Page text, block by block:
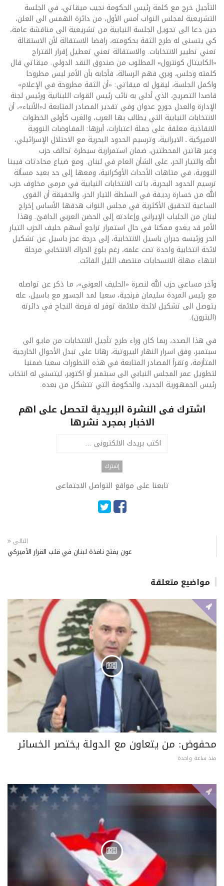
التأجيل خرج مع كلمة رئيس الحكومة نجيب ميقاتي، في الجلسة
التشريعية لمجلس النواب أمس الأول، من دائرة الهمس الى العلن،
حين دعا الى تحويل الجلسة النيابية من تشريعية الى مناقشة عامة،
كي يتسنى له طرح الثقة بحكومته، رافضا الاستقالة لأن الاستقالة
تعني تطيير الانتخابات. والاستقالة تعني تعطيل إقرار القتراح
«الكابيتال كونترول» المطلوب من صندوق النقد الدولي. ميقاتي قال
كلمته وجلس، وبري فهم الرسالة، فأجابه بأن الأمر ليس مطروحا
واكمل الجلسة، ليقول له ميقاتي: «أن الثقة مطروحة في الإعلام»
قاصدا التصريح، الذي أدلى به نائب رئيس القوات اللبنانية ورئيس لجنة
الإدارة والعدل جورج عدوان وفي تقدير المصادر المتابعة لـ«الأنباء»، أن
الانتخابات النيابية التي يطالب بها العرب، والغرب كأولى الخطوات
الانقاذية معلقة على جملة اعتبارات، أبرزها: المفاوضات النووية
الاميركية ـ الايرانية، وترسيم الحدود البحرية مع الاحتلال الإسرائيلي،
وعبر هاتين المحطتين، ضمان استمرارية سيطرة تحالف حزب
الله والتيار الحر، على الشأن العام في لبنان. ومع ضياع محادثات فيينا
النووية، في متاهات الأحداث الأوكرانية، ومعها إلى حد بعيد مسألة
ترسيم الحدود البحرية، باتت الانتخابات النيابية في مرمى مخاوف حزب
الله من خسارة رديفة في السلطة التيار الحر، والحقيقة أن القوى
الساعية لتحقيق الأكثرية في مجلس النواب هدفها الأساس إخراج
لبنان من الجلباب الإيراني وإعادته إلى الحضن العربي الدافئ. وهذا
الأمر قد يغدو ممكنا في حال استمرار تراجع أسهم حليف الحزب التيار
الحر ورئيسه جبران باسيل الانتخابية، إلى درجة عجز باسيل عن تشكيل
لائحة انتخابية واحدة تحت علمه، رغم بلوغ الحراك الانتخابي مرحلة
انتهاء مهلة الانسحابات منتصف الليل الفائت.
وآخر مساعي حزب الله لنصرة «الحليف العوني»، ما ذكر عن تواصله
مع رئيس المردة سليمان فرنجية، سعيا لمد الجسور مع باسيل، عله
يتوصل الى تشكيل لائحة ملائمة توفر له فرصة النجاح في دائرته
(البترون).
في هذا الصدد، ربما كان وراء طرح تأجيل الانتخابات من مايو الى
سبتمبر، وفق اسرار النهار البيروتية، رهانا على تبدل الأحوال الخارجية
المتأزمة، وتقرأ المصادر المتابعة في هذه التطورات سعيا ضمنيا
لتطويل عمر المجلس النيابي الى سبتمبر أو اكتوبر، ليتسنى له انتخاب
رئيس الجمهورية الجديد، والحكومة التي تتشكل من بعده.
اشترك فى النشرة البريدية لتحصل على اهم
الاخبار بمجرد نشرها
تابعنا على مواقع التواصل الاجتماعى
التالى
عون يفتح نافذة لبنان في قلب القرار الأميركي
مواضيع متعلقة
محفوض: من يتعاون مع الدولة يختصر الخسائر
منذ ساعة واحدة